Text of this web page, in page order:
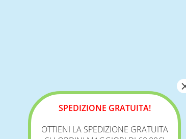
SPEDIZIONE GRATUITA!
OTTIENI LA SPEDIZIONE GRATUITA